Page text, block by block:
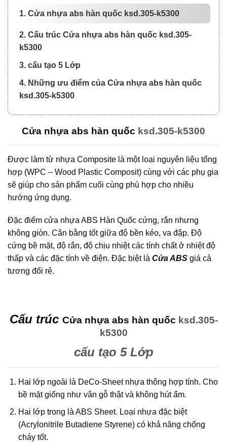
1. Cửa nhựa abs hàn quốc ksd.305-k5300
2. Cấu trúc Cửa nhựa abs hàn quốc ksd.305-
k5300
3. cấu tạo 5 Lớp
4. Những ưu điểm của Cửa nhựa abs hàn quốc
ksd.305-k5300
Cửa nhựa abs hàn quốc ksd.305-k5300
Được làm từ nhựa Composite là một loại nguyên liệu tổng
hợp (WPC – Wood Plastic Composit) cùng với các phụ gia
sẽ giúp cho sản phẩm cuối cùng phù hợp cho nhiều
hướng ứng dụng.
Đặc điểm cửa nhựa ABS Hàn Quốc cứng, rắn nhưng
không giòn. Cân bằng tốt giữa độ bền kéo, va đập. Độ
cứng bề mặt, độ rắn, độ chịu nhiệt các tính chất ở nhiệt độ
thấp và các đặc tính về điện. Đặc biệt là Cửa ABS giá cả
tương đối rẻ.
Cấu trúc Cửa nhựa abs hàn quốc ksd.305-
k5300
cấu tạo 5 Lớp
Hai lớp ngoài là DeCo-Sheet nhựa thông hợp tính. Cho
bề mặt giống như vân gỗ thật và không hút ẩm.
Hai lớp trong là ABS Sheet. Loại nhựa đặc biệt
(Acrylonitrile Butadiene Styrene) có khả năng chống
cháy tốt.